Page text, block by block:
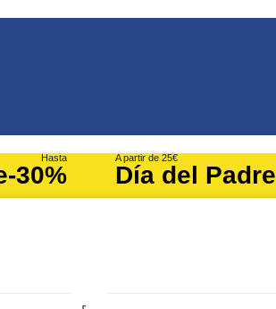
Hasta
-30%
A partir de 25€
Día del Padre